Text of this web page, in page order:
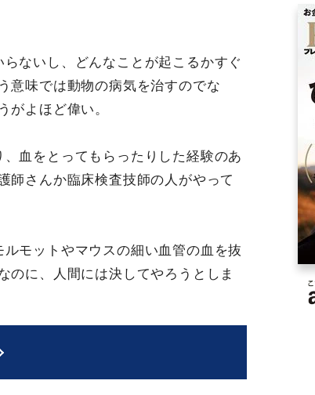
ないし、どんなことが起こるかすぐ
意味では動物の病気を治すのでな
がよほど偉い。
血をとってもらったりした経験のあ
師さんか臨床検査技師の人がやって
モットやマウスの細い血管の血を抜
のに、人間には決してやろうとしま